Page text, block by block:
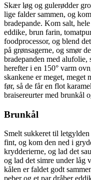
Skær løg og gulerødder
lige falder sammen, og
bradepande. Kom salt,
eddike, brun farin,
foodprocessor, og blend
på grønsagerne, og smør
bradepanden med
herefter i en 150° varm
skankene er meget, meget
før, så de får en flot
braisereurter med brunkål
Brunkål
Smelt sukkeret til
fint, og kom den ned i
krydderierne, og lad det
og lad det simre under låg
kålen er faldet godt